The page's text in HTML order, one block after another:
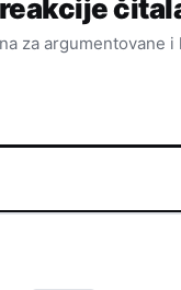
za argumentovane i